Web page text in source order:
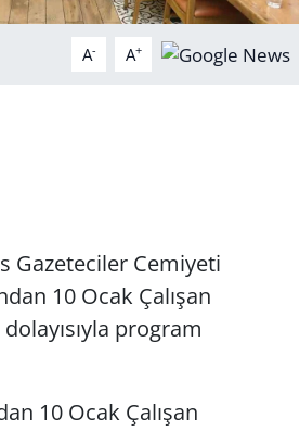
A- A+
Gazeteciler Cemiyeti
10 Ocak Çalışan
program
10 Ocak Çalışan